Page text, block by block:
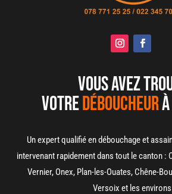
Vous avez
votredéboucheur
Un expert qualifié en débouchage et
intervenant rapidement dans tout le canton :
Vernier, Onex, Plan-les-Ouates, Chêne-
Versoix et les